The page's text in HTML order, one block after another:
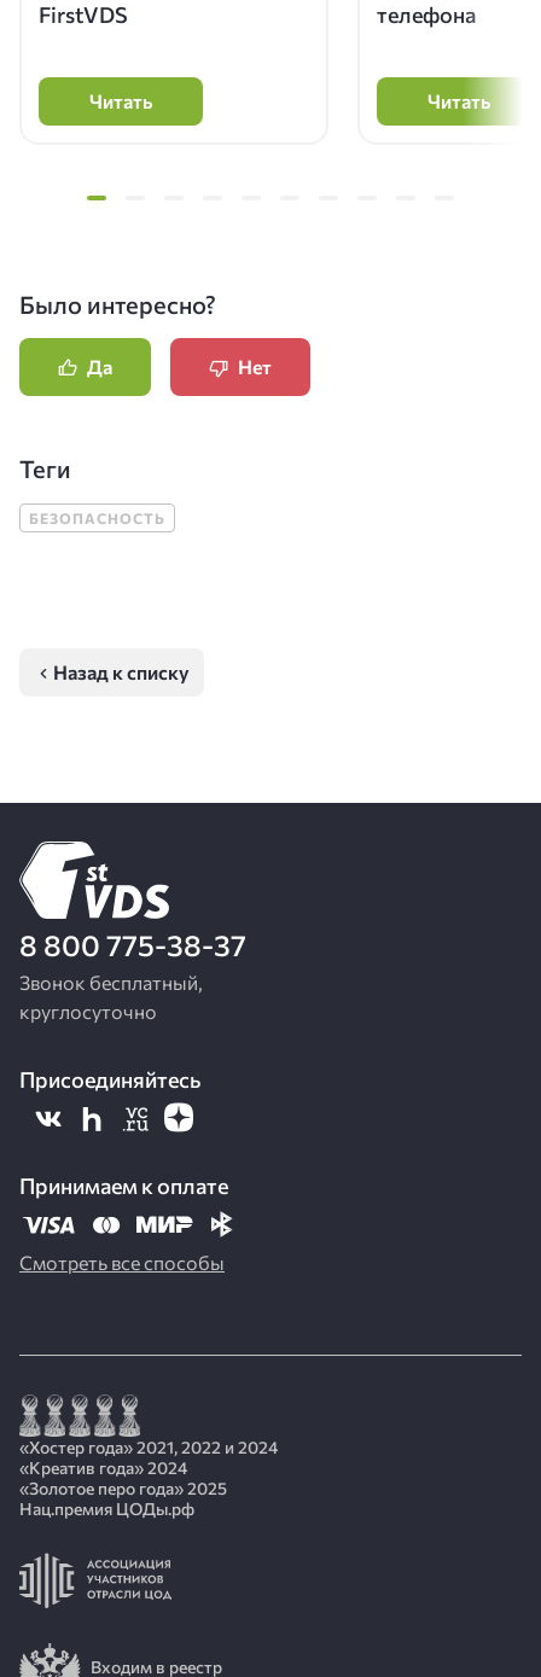
FirstVDS
Читать
телефона
Читать
Было интересно?
Да Нет
Теги
БЕЗОПАСНОСТЬ
Назад к списку
8 800 775-38-37
Звонок бесплатный,
круглосуточно
Присоединяйтесь
Принимаем к оплате
Смотреть все способы
«Хостер года» 2021, 2022 и 2024
«Креатив года» 2024
«Золотое перо года» 2025
Нац.премия ЦОДы.рф
Входим в реестр